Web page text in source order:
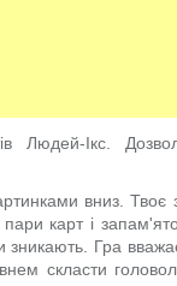
Людей-Ікс.
вниз. Твоє
карт і
Гра
скласти